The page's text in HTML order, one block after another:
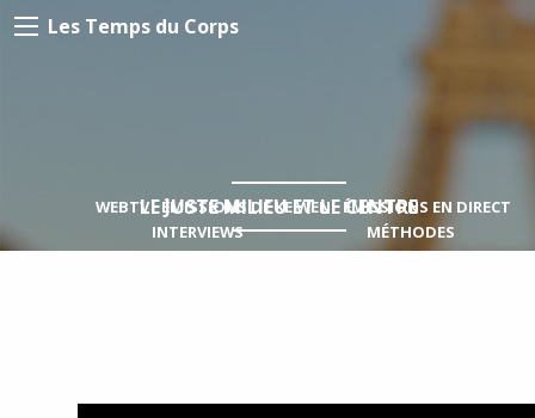
Les Temps du Corps
LE JUSTE MILIEU ET LE CENTRE
WEBTV ÉMISSIONS DE KE WEN
ÉMISSIONS EN DIRECT
INTERVIEWS
MÉTHODES
REPORTAGES ET DOCUMENTAIRES